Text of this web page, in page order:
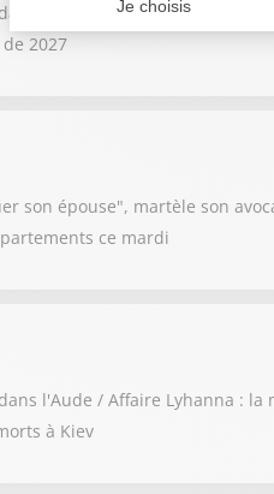
les Pyrénées-Orientales /
2027
son épouse", martèle son
ce mardi
l'Aude / Affaire Lyhanna :
à Kiev